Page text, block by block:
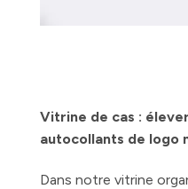
Vitrine de cas :
autocollants de logo
Dans notre vitrine